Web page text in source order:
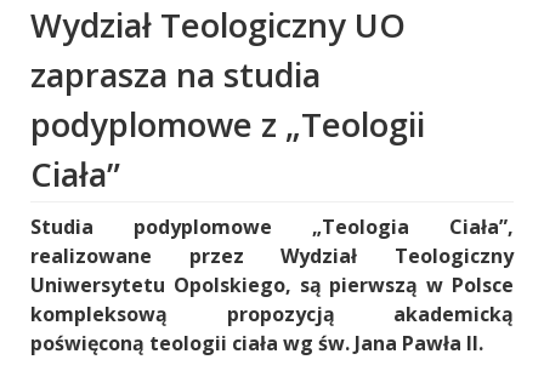
Wydział Teologiczny UO
zaprasza na studia
podyplomowe z „Teologii
Ciała”
Studia podyplomowe „Teologia Ciała”,
realizowane przez Wydział Teologiczny
Uniwersytetu Opolskiego, są pierwszą w Polsce
kompleksową propozycją akademicką
poświęconą teologii ciała wg św. Jana Pawła II.